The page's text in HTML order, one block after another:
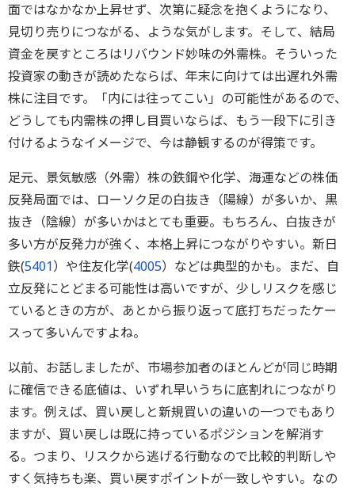
面ではなかなか上昇せず、次第に疑念を抱くようになり、
見切り売りにつながる、ような気がします。そして、結局
資金を戻すところはリバウンド妙味の外需株。そういった
投資家の動きが読めたならば、年末に向けては出遅れ外需
株に注目です。「内には往ってこい」の可能性があるので、
どうしても内需株の押し目買いならば、もう一段下に引き
付けるようなイメージで、今は静観するのが得策です。
足元、景気敏感（外需）株の鉄鋼や化学、海運などの株価
反発局面では、ローソク足の白抜き（陽線）が多いか、黒
抜き（陰線）が多いかはとても重要。もちろん、白抜きが
多い方が反発力が強く、本格上昇につながりやすい。新日
鉄(5401）や住友化学(4005）などは典型的かも。まだ、自
立反発にとどまる可能性は高いですが、少しリスクを感じ
ているときの方が、あとから振り返って底打ちだったケー
スって多いんですよね。
以前、お話しましたが、市場参加者のほとんどが同じ時期
に確信できる底値は、いずれ早いうちに底割れにつながり
ます。例えば、買い戻しと新規買いの違いの一つでもあり
ますが、買い戻しは既に持っているポジションを解消す
る。つまり、リスクから逃げる行動なので比較的判断しや
すく気持ちも楽、買い戻すポイントが一致しやすい。なの